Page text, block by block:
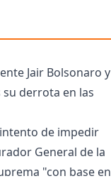
Jair Bolsonaro y
derrota en las
de impedir
General de la
"con base en